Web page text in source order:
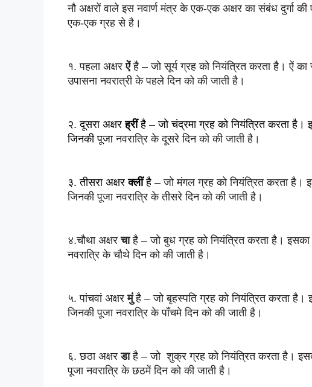
नौ अक्षरों वाले इस नवार्ण मंत्र के एक-एक अक्षर का संबंध
एक-एक ग्रह से है।
१. पहला अक्षर ऐं है – जो सूर्य ग्रह को नियंत्रित करता है। ऐं का
उपासना नवरात्री के पहले दिन को की जाती है।
२. दूसरा अक्षर ह्रीं है – जो चंद्रमा ग्रह को नियंत्रित करता है।
जिनकी पूजा नवरात्रि के दूसरे दिन को की जाती है।
३. तीसरा अक्षर क्लीं है – जो मंगल ग्रह को नियंत्रित करता है।
जिनकी पूजा नवरात्रि के तीसरे दिन को की जाती है।
४.चौथा अक्षर चा है – जो बुध ग्रह को नियंत्रित करता है।
नवरात्रि के चौथे दिन को की जाती है।
५. पांचवां अक्षर मुं है – जो बृहस्पति ग्रह को नियंत्रित करता है।
जिनकी पूजा नवरात्रि के पाँचमे दिन को की जाती है।
६. छठा अक्षर डा है – जो शुक्र ग्रह को नियंत्रित करता है।
पूजा नवरात्रि के छठमें दिन को की जाती है।